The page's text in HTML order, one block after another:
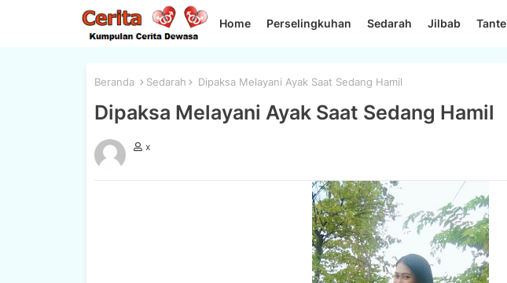
Home Perselingkuhan Sedarah Jilbab Tante
Beranda Sedarah Dipaksa Melayani Ayak Saat Sedang Hamil
Dipaksa Melayani Ayak Saat Sedang Hamil
x